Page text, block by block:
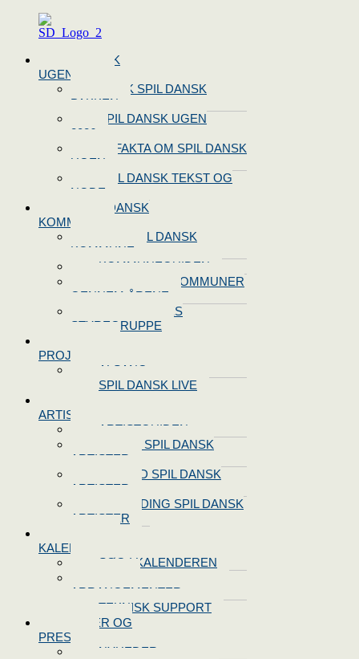
Menu
SPIL DANSK
UGEN 2026
BOOK SPIL DANSK
PAKKEN
SPIL DANSK UGEN
2026
10 FAKTA OM SPIL DANSK
UGEN
SPIL DANSK TEKST OG
NODE
BLIV SPIL DANSK
KOMMUNE
BLIV SPIL DANSK
KOMMUNE
KOMMUNEGUIDEN
SPIL DANSK KOMMUNER
GENNEM ÅRENE
OPRET JERES
STYREGRUPPE
PROJEKTER
ALSANG
SPIL DANSK LIVE
ARTISTER
ARTISTGUIDEN
VORES SPIL DANSK
ARTISTER
LOG IND SPIL DANSK
ARTISTER
TILMELDING SPIL DANSK
ARTISTER
KALENDEREN
SØG I KALENDEREN
ARRANGEMENTER
TEKNISK SUPPORT
NYHEDER OG
PRESSE
NYHEDER